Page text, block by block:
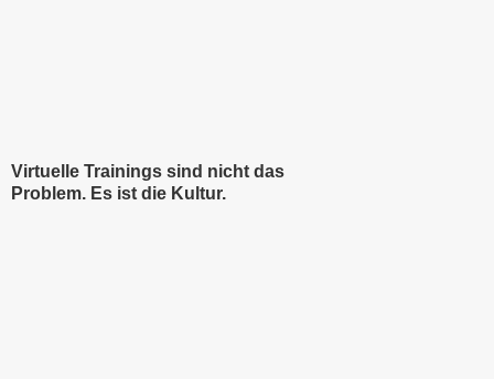
Virtuelle Trainings sind nicht das
Problem. Es ist die Kultur.